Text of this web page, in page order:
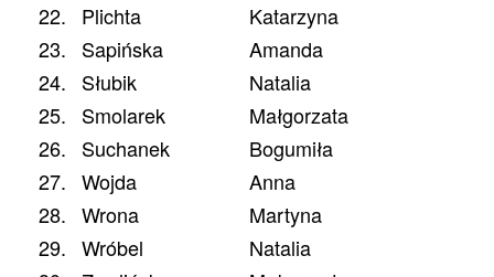
22.
Plichta
Katarzyna
23.
Sapińska
Amanda
24.
Słubik
Natalia
25.
Smolarek
Małgorzata
26.
Suchanek
Bogumiła
27. Wojda
Anna
28. Wrona
Martyna
29. Wróbel
Natalia